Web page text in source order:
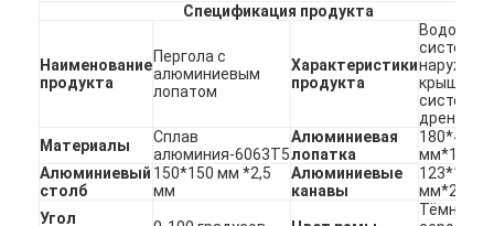
Спецификация продукта
Наименование
продукта
Пергола с
алюминиевым
лопатом
Характеристики
продукта
система
наружной
крыши/
система
дренажа
Материалы
Сплав
алюминия-6063T5
Алюминиевая
лопатка
180*43
мм*1,6
Алюминиевый
столб
150*150 мм *2,5
мм
Алюминиевые
канавы
123*170
мм*2,1
Угол
Тёмно-